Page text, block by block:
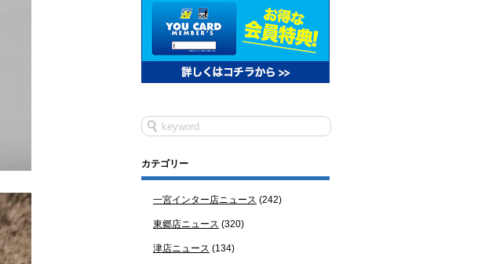
カテゴリー
一宮インター店ニュース (242)
東郷店ニュース (320)
津店ニュース (134)